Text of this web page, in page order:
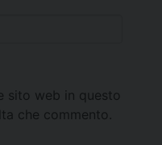
sito web in questo
che commento.